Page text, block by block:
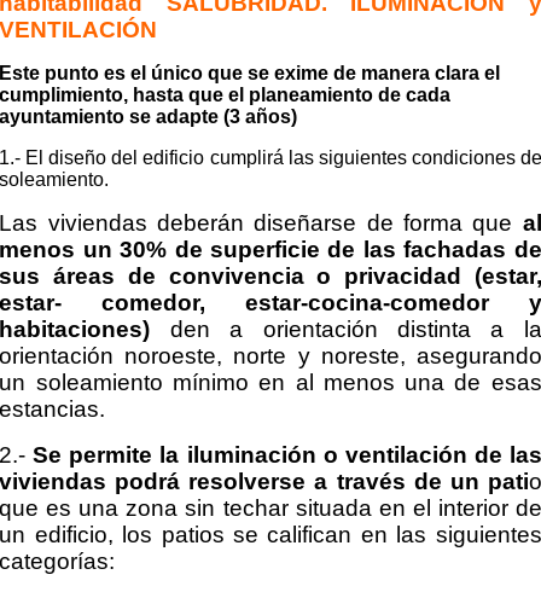
VENTILACIÓN
Este punto es el único que se exime de manera clara el
cumplimiento, hasta que el planeamiento de cada
ayuntamiento se adapte (3 años)
1.- El diseño del edificio cumplirá las siguientes condiciones de
soleamiento.
Las viviendas deberán diseñarse de forma que al
menos un 30% de superficie de las fachadas de
sus áreas de convivencia o privacidad (estar,
estar- comedor, estar-cocina-comedor y
habitaciones) den a orientación distinta a la
orientación noroeste, norte y noreste, asegurando
un soleamiento mínimo en al menos una de esas
estancias.
2.-Se permite la iluminación o ventilación de las
viviendas podrá resolverse a través de un patio
que es una zona sin techar situada en el interior de
un edificio, los patios se califican en las siguientes
categorías: